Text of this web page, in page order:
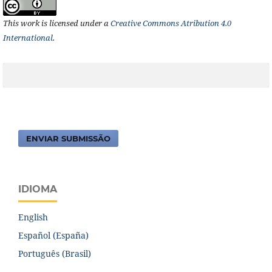
This work is licensed under aCreative Commons Atribution 4.0
International.
ENVIAR SUBMISSÃO
IDIOMA
English
Español (España)
Português (Brasil)